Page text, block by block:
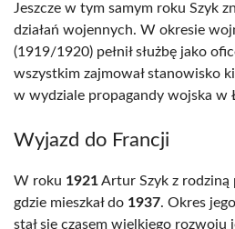
Jeszcze w tym samym roku Szyk
działań wojennych. W okresie
(1919/1920) pełnił służbę jako
wszystkim zajmował stanowisko
w wydziale propagandy wojska w
Wyjazd do Francji
W roku 1921Artur Szyk z rodziną
gdzie mieszkał do 1937. Okres
stał się czasem wielkiego rozwoju